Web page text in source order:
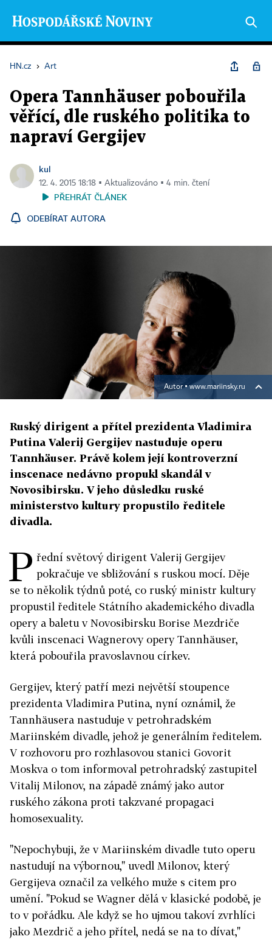
HN.cz › Art
Opera Tannhäuser pobouřila
věřící, dle ruského politika to
napraví Gergijev
kul
12. 4. 2015 18:18 ▪ Aktualizováno ▪ 4 min. čtení
PŘEHRÁT ČLÁNEK
ODEBÍRAT AUTORA
Autor ▪www.mariinsky.ru
Ruský dirigent a přítel prezidenta Vladimira
Putina Valerij Gergijev nastuduje operu
Tannhäuser. Právě kolem její kontroverzní
inscenace nedávno propukl skandál v
Novosibirsku. V jeho důsledku ruské
ministerstvo kultury propustilo ředitele
divadla.
P řední světový dirigent Valerij Gergijev
pokračuje ve sbližování s ruskou mocí. Děje
se to několik týdnů poté, co ruský ministr kultury
propustil ředitele Státního akademického divadla
opery a baletu v Novosibirsku Borise Mezdriče
kvůli inscenaci Wagnerovy opery Tannhäuser,
která pobouřila pravoslavnou církev.
Gergijev, který patří mezi největší stoupence
prezidenta Vladimira Putina, nyní oznámil, že
Tannhäusera nastuduje v petrohradském
Mariinském divadle, jehož je generálním ředitelem.
V rozhovoru pro rozhlasovou stanici Govorit
Moskva o tom informoval petrohradský zastupitel
Vitalij Milonov, na západě známý jako autor
ruského zákona proti takzvané propagaci
homosexuality.
"Nepochybuji, že v Mariinském divadle tuto operu
nastudují na výbornou," uvedl Milonov, který
Gergijeva označil za velkého muže s citem pro
umění. "Pokud se Wagner dělá v klasické podobě, je
to v pořádku. Ale když se ho ujmou takoví zvrhlíci
jako Mezdrič a jeho přítel, nedá se na to dívat,"